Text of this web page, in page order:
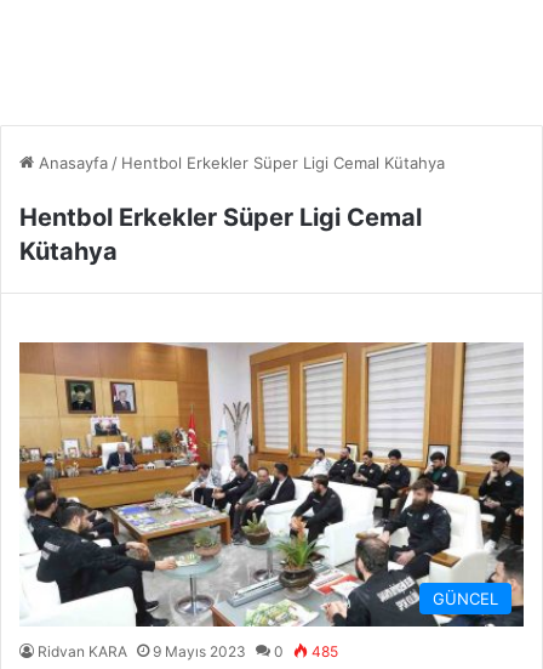
Anasayfa / Hentbol Erkekler Süper Ligi Cemal Kütahya
Hentbol Erkekler Süper Ligi Cemal
Kütahya
GÜNCEL
Ridvan KARA 9 Mayıs 2023 0 485